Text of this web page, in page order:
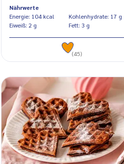
Nährwerte
Energie: 104 kcal
Eiweiß: 2 g
Kohlenhydrate: 17 g
Fett: 3 g
(45)